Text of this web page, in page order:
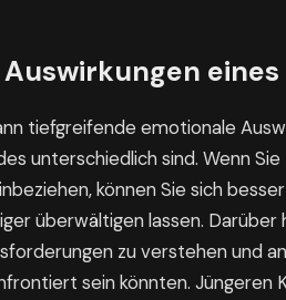
tiefgreifende emotionale
unterschiedlich sind. Wenn
können Sie sich
überwältigen lassen. Darüber
zu verstehen und
sein könnten. Jüngeren